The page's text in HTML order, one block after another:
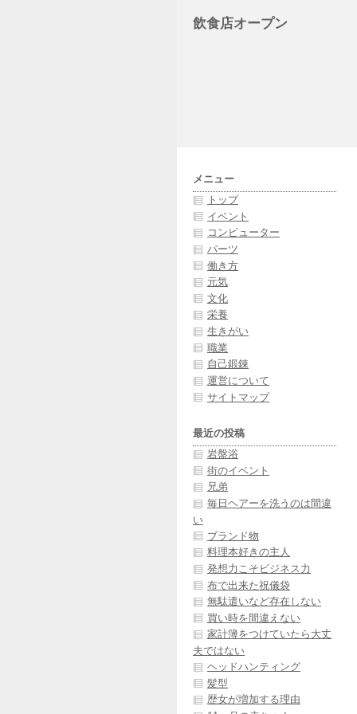
飲食店オープン
メニュー
トップ
イベント
コンピューター
パーツ
働き方
元気
文化
栄養
生きがい
職業
自己鍛錬
運営について
サイトマップ
最近の投稿
岩盤浴
街のイベント
兄弟
毎日ヘアーを洗うのは間違
い
ブランド物
料理本好きの主人
発想力こそビジネス力
布で出来た祝儀袋
無駄遣いなど存在しない
買い時を間違えない
家計簿をつけていたら大丈
夫ではない
ヘッドハンティング
髪型
歴女が増加する理由